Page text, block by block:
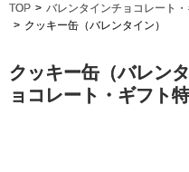
TOP
バレンタインチョコレート・
クッキー缶（バレンタイン）
クッキー缶（バレン
ョコレート・ギフト